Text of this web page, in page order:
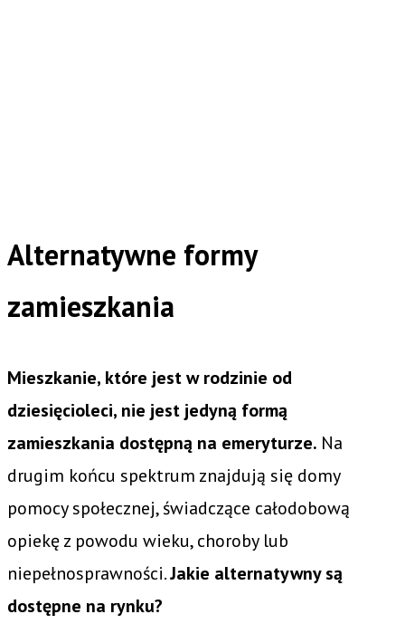
Alternatywne formy
zamieszkania
Mieszkanie, które jest w rodzinie od
dziesięcioleci, nie jest jedyną formą
zamieszkania dostępną na emeryturze. Na
drugim końcu spektrum znajdują się domy
pomocy społecznej, świadczące całodobową
opiekę z powodu wieku, choroby lub
niepełnosprawności.Jakie alternatywny są
dostępne na rynku?